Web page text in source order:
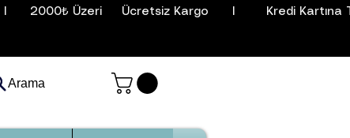
2000₺ Üzeri     Ücretsiz Kargo      I        Kredi Kartına
Arama